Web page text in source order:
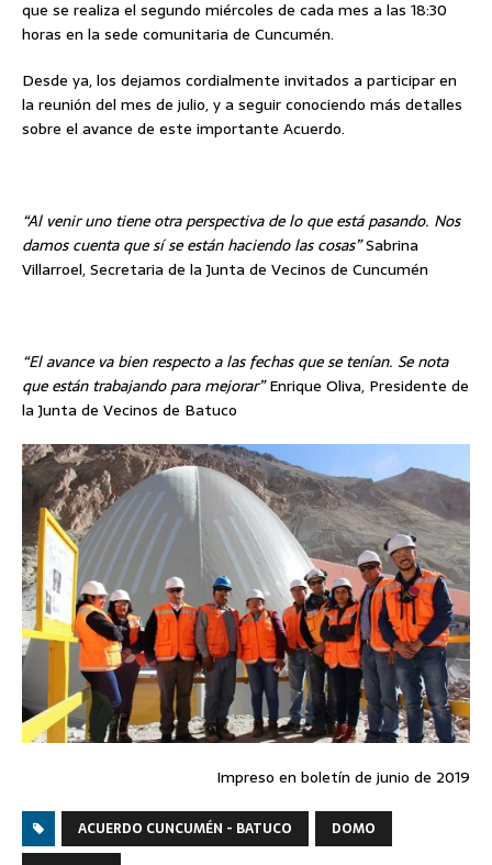
que se realiza el segundo miércoles de cada mes a las 18:30
horas en la sede comunitaria de Cuncumén.
Desde ya, los dejamos cordialmente invitados a participar en
la reunión del mes de julio, y a seguir conociendo más detalles
sobre el avance de este importante Acuerdo.
“Al venir uno tiene otra perspectiva de lo que está pasando. Nos
damos cuenta que sí se están haciendo las cosas”Sabrina
Villarroel, Secretaria de la Junta de Vecinos de Cuncumén
“El avance va bien respecto a las fechas que se tenían. Se nota
que están trabajando para mejorar”Enrique Oliva, Presidente de
la Junta de Vecinos de Batuco
Impreso en boletín de junio de 2019
ACUERDO CUNCUMÉN - BATUCO
DOMO